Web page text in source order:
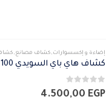
إضاءة و إكسسوارات , كشاف مصانع ,
0من 5 4.500,00 EGP